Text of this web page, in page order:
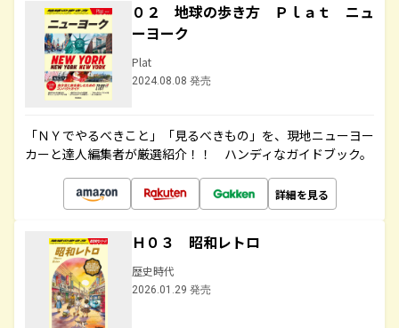
０２ 地球の歩き方 Ｐｌａｔ ニュ
ーヨーク
Plat
2024.08.08 発売
「ＮＹでやるべきこと」「見るべきもの」を、現地ニューヨー
カーと達人編集者が厳選紹介！！ ハンディなガイドブック。
詳細を見る
Ｈ０３ 昭和レトロ
歴史時代
2026.01.29 発売